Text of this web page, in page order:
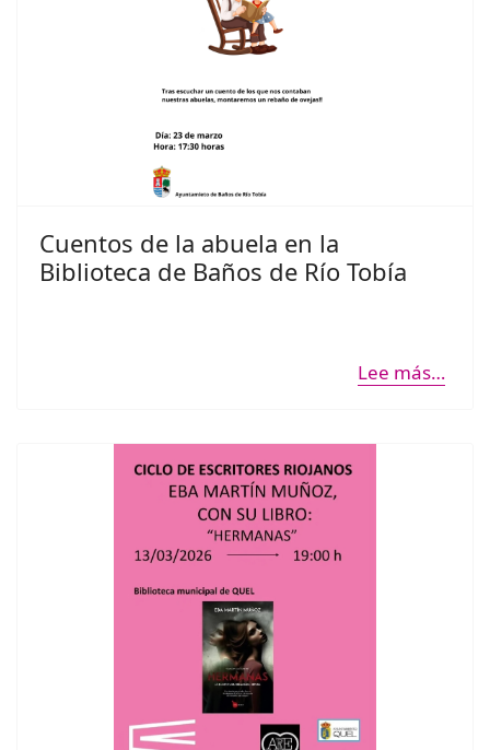
Cuentos de la abuela en la
Biblioteca de Baños de Río Tobía
Lee más…